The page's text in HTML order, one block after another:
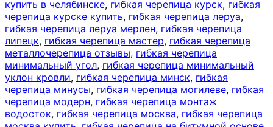
купить в челябинске, гибкая черепица курск, гибкая
черепица курске купить, гибкая черепица леруа,
гибкая черепица леруа мерлен, гибкая черепица
липецк, гибкая черепица мастер, гибкая черепица
металлочерепица отзывы, гибкая черепица
минимальный угол, гибкая черепица минимальный
уклон кровли, гибкая черепица минск, гибкая
черепица минусы, гибкая черепица могилеве, гибкая
черепица модерн, гибкая черепица монтаж
водосток, гибкая черепица москва, гибкая черепица